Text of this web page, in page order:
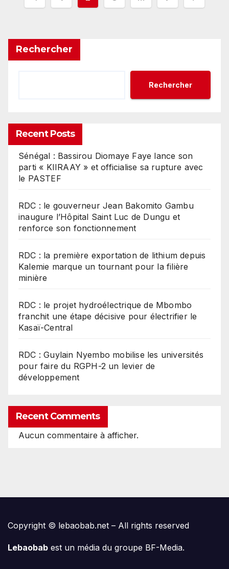
publications
Rechercher
Rechercher
Recent Posts
Sénégal : Bassirou Diomaye Faye lance son
parti « KIIRAAY » et officialise sa rupture avec
le PASTEF
RDC : le gouverneur Jean Bakomito Gambu
inaugure l’Hôpital Saint Luc de Dungu et
renforce son fonctionnement
RDC : la première exportation de lithium depuis
Kalemie marque un tournant pour la filière
minière
RDC : le projet hydroélectrique de Mbombo
franchit une étape décisive pour électrifier le
Kasaï-Central
RDC : Guylain Nyembo mobilise les universités
pour faire du RGPH-2 un levier de
développement
Recent Comments
Aucun commentaire à afficher.
Copyright © lebaobab.net – All rights reserved
Lebaobab est un média du groupe BF-Media.